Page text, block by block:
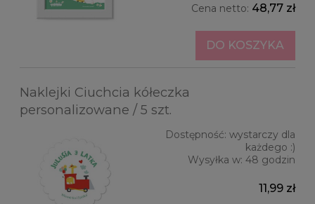
Cena netto: 48,77 zł
DO KOSZYKA
Naklejki Ciuchcia kółeczka
personalizowane / 5 szt.
Dostępność: wystarczy dla
każdego :)
Wysyłka w: 48 godzin
11,99 zł